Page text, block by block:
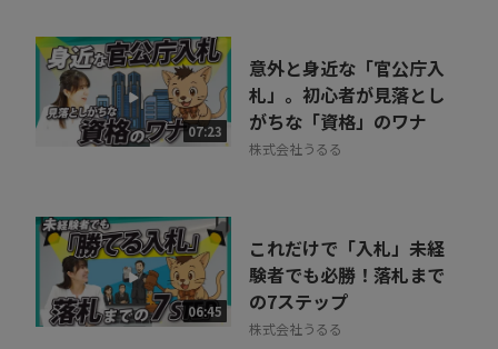
07:23
意外と身近な「官公庁入
札」。初心者が見落とし
がちな「資格」のワナ
株式会社うるる
06:45
これだけで「入札」未経
験者でも必勝！落札まで
の7ステップ
株式会社うるる